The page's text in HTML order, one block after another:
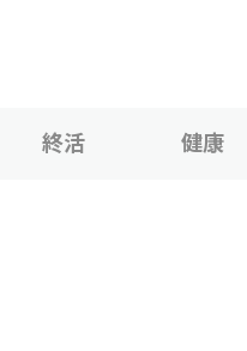
終活 健康